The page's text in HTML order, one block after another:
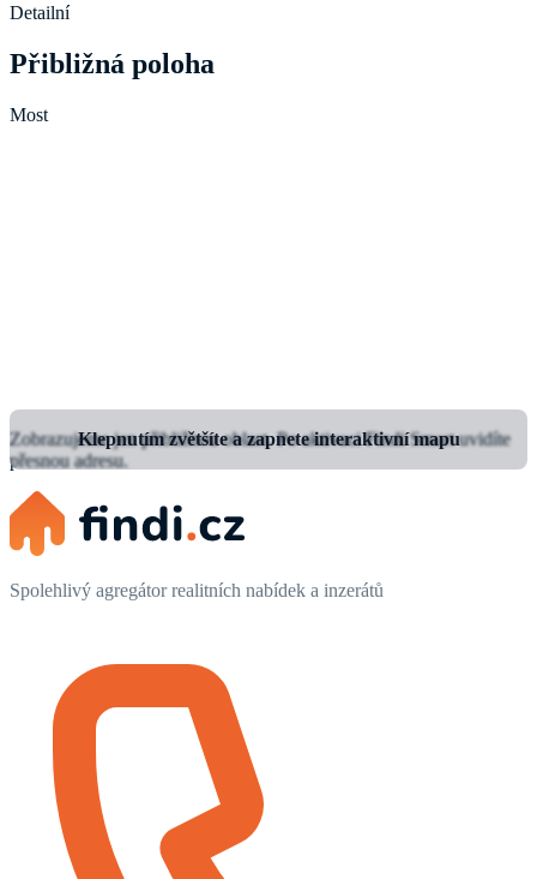
Detailní
Přibližná poloha
Most
Klepnutím zvětšíte a zapnete interaktivní mapu
Zobrazujeme jen přibližnou oblast.Po aktivaci Findi Smart uvidíte
přesnou adresu.
Spolehlivý agregátor realitních nabídek a inzerátů